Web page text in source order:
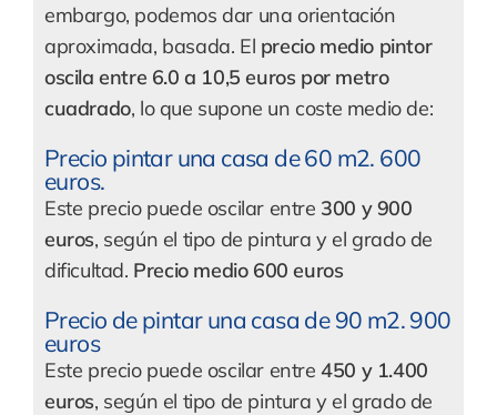
embargo, podemos dar una orientación
aproximada, basada. El precio medio pintor
oscila entre 6.0 a 10,5 euros por metro
cuadrado, lo que supone un coste medio de:
Precio pintar una casa de 60 m2. 600
euros.
Este precio puede oscilar entre 300 y 900
euros, según el tipo de pintura y el grado de
dificultad. Precio medio 600 euros
Precio de pintar una casa de 90 m2. 900
euros
Este precio puede oscilar entre450 y 1.400
euros, según el tipo de pintura y el grado de